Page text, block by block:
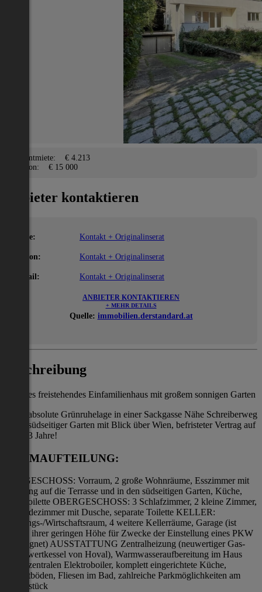
Gesamtmiete:
€ 4.213
Kaution:
€ 15 000
Anbieter kontaktieren
Name: Kontakt + Originalinserat
Telefon: Kontakt + Originalinserat
E-Mail: Kontakt + Originalinserat
ANBIETER KONTAKTIEREN
+ MEHR DETAILS
Quelle: immobilien.derstandard.at
Beschreibung
Schönes freistehendes Einfamilienhaus mit großem sonnigen Garten
absolute Grünruhelage in einer Sackgasse Nähe Schreiberweg
südseitiger Garten mit Blick über Wien, befristeter Vertrag auf
3 Jahre!
RAUMAUFTEILUNG:
ERDGESCHOSS: Vorraum, 2 große Wohnräume, Esszimmer mit
Ausgang auf die Terrasse und in den südseitigen Garten, Küche,
Gästetoilette OBERGESCHOSS: 3 Schlafzimmer, 2 kleine Zimmer,
ein Badezimmer mit Dusche, separate Toilette KELLER:
Heizungs-/Wirtschaftsraum, 4 weitere Kellerräume, Garage (ist
wegen ihrer geringen Höhe für Zwecke der Einstellung eines PKW
ungeeignet) AUSSTATTUNG Zentralheizung (neuwertiger Gas-
Brennwertkessel von Hoval), Warmwasseraufbereitung im Haus
durch zentralen Elektroboiler, komplett eingerichtete Küche,
Parkettböden, Fliesen im Bad, zahlreiche Parkmöglichkeiten am
Grundstück